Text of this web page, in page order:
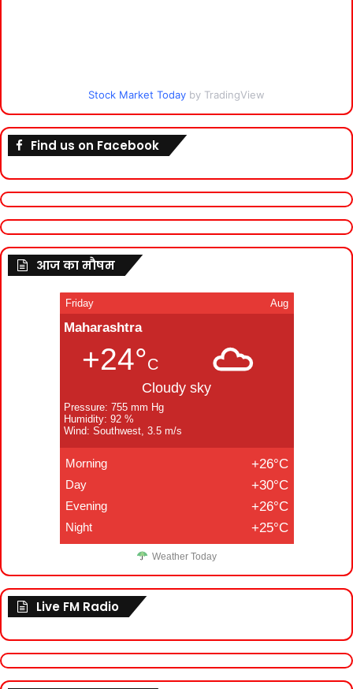
Stock Market Today by TradingView
Find us on Facebook
आज का मौषम
Friday Aug
Maharashtra
+24°C
Cloudy sky
Pressure: 755 mm Hg
Humidity: 92 %
Wind: Southwest, 3.5 m/s
Morning +26°C
Day +30°C
Evening +26°C
Night +25°C
Weather Today
Live FM Radio